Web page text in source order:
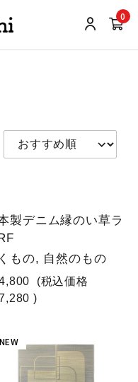
0
製デニム縁のい草ラ
もの, 自然のもの
(税込価格
)
NEW